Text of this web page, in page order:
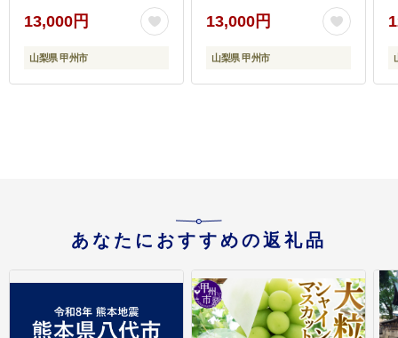
13,000円
山梨県 甲州市
13,000円
山梨県 甲州市
あなたにおすすめの返礼品